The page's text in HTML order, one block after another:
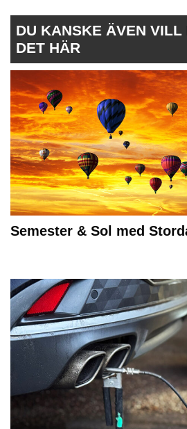
DU KANSKE ÄVEN VILL
DET HÄR
Semester & Sol med